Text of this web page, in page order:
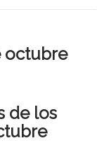
octubre
de los